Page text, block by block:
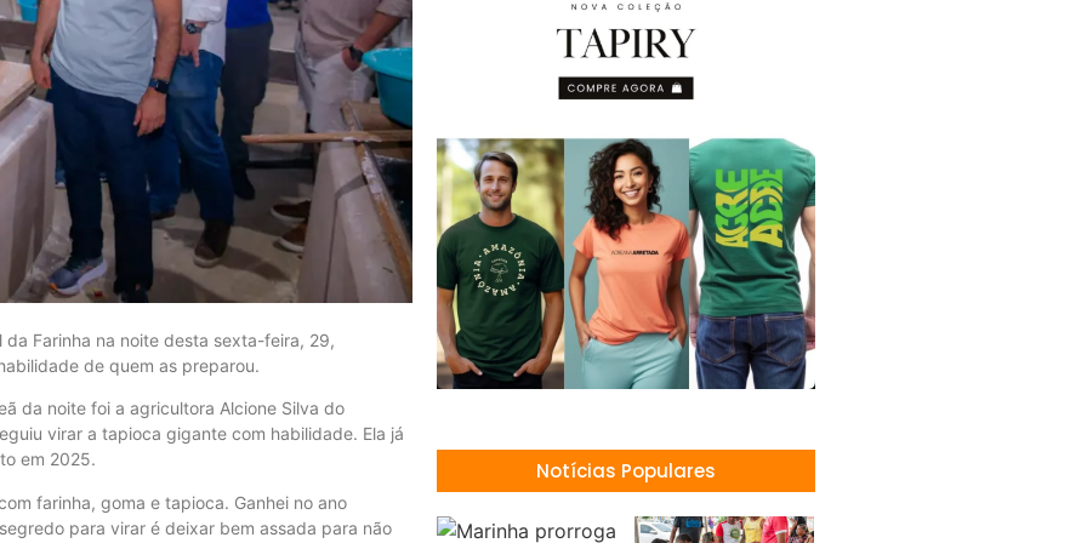
Farinha na noite desta sexta-feira, 29,
de quem as preparou.
da noite foi a agricultora Alcione Silva do
virar a tapioca gigante com habilidade. Ela já
em 2025.
farinha, goma e tapioca. Ganhei no ano
para virar é deixar bem assada para não
Notícias Populares